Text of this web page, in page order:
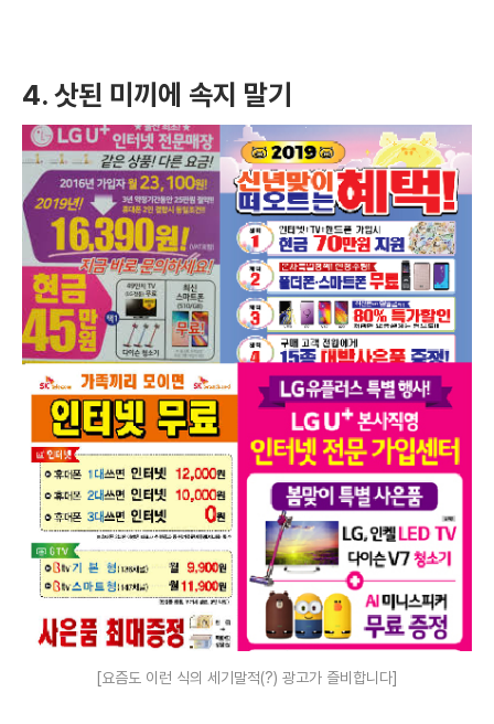
4. 삿된 미끼에 속지 말기
[요즘도 이런 식의 세기말적(?) 광고가 즐비합니다]